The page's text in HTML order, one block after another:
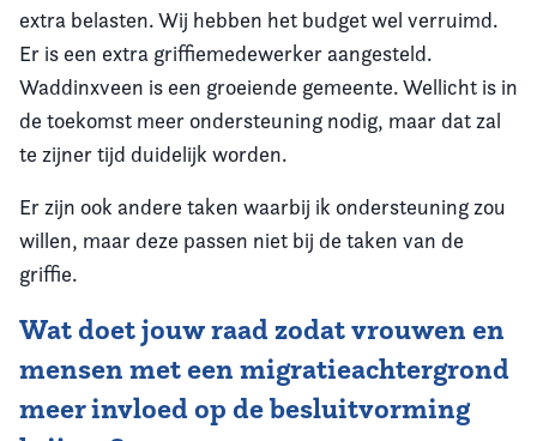
extra belasten. Wij hebben het budget wel verruimd.
Er is een extra griffiemedewerker aangesteld.
Waddinxveen is een groeiende gemeente. Wellicht is in
de toekomst meer ondersteuning nodig, maar dat zal
te zijner tijd duidelijk worden.
Er zijn ook andere taken waarbij ik ondersteuning zou
willen, maar deze passen niet bij de taken van de
griffie.
Wat doet jouw raad zodat vrouwen en
mensen met een migratieachtergrond
meer invloed op de besluitvorming